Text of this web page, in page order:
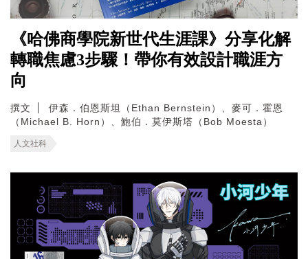
《哈佛商學院新世代生涯課》分享化解
轉職焦慮3步驟！帶你有效設計職涯方
向
撰文
伊森．伯恩斯坦（Ethan Bernstein）、麥可．霍恩
（Michael B. Horn）、鮑伯．莫伊斯塔（Bob Moesta）
人文社科